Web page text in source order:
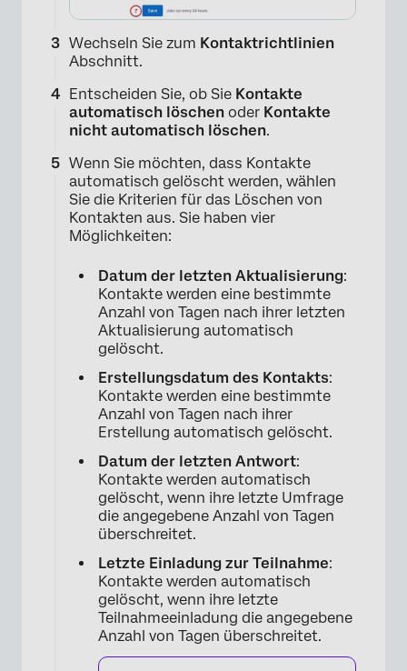
×
Wechseln Sie zum Kontaktrichtlinien
Abschnitt.
Entscheiden Sie, ob Sie Kontakte
automatisch löschen oder Kontakte
nicht automatisch löschen.
Wenn Sie möchten, dass Kontakte
automatisch gelöscht werden, wählen
Sie die Kriterien für das Löschen von
Kontakten aus. Sie haben vier
Möglichkeiten:
Datum der letzten Aktualisierung:
Kontakte werden eine bestimmte
Anzahl von Tagen nach ihrer letzten
Aktualisierung automatisch
gelöscht.
Erstellungsdatum des Kontakts:
Kontakte werden eine bestimmte
Anzahl von Tagen nach ihrer
Erstellung automatisch gelöscht.
Datum der letzten Antwort:
Kontakte werden automatisch
gelöscht, wenn ihre letzte Umfrage
die angegebene Anzahl von Tagen
überschreitet.
Letzte Einladung zur Teilnahme:
Kontakte werden automatisch
gelöscht, wenn ihre letzte
Teilnahmeeinladung die angegebene
Anzahl von Tagen überschreitet.